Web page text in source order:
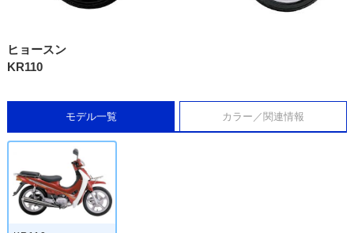
ヒョースン
KR110
モデル一覧 カラー／関連情報